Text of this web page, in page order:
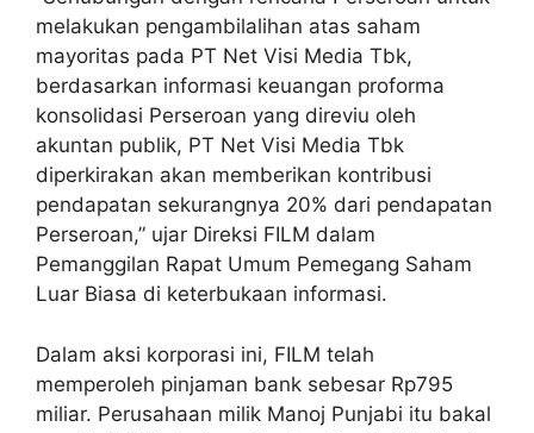
melakukan pengambilalihan atas saham
mayoritas pada PT Net Visi Media Tbk,
berdasarkan informasi keuangan proforma
konsolidasi Perseroan yang direviu oleh
akuntan publik, PT Net Visi Media Tbk
diperkirakan akan memberikan kontribusi
pendapatan sekurangnya 20% dari pendapatan
Perseroan,” ujar Direksi FILM dalam
Pemanggilan Rapat Umum Pemegang Saham
Luar Biasa di keterbukaan informasi.
Dalam aksi korporasi ini, FILM telah
memperoleh pinjaman bank sebesar Rp795
miliar. Perusahaan milik Manoj Punjabi itu bakal